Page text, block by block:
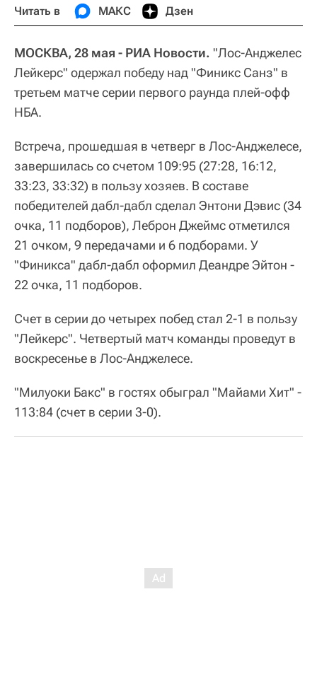
Читать в МАКС Дзен
МОСКВА, 28 мая - РИА Новости. "Лос-Анджелес
Лейкерс" одержал победу над "Финикс Санз" в
третьем матче серии первого раунда плей-офф
НБА.
Встреча, прошедшая в четверг в Лос-Анджелесе,
завершилась со счетом 109:95 (27:28, 16:12,
33:23, 33:32) в пользу хозяев. В составе
победителей дабл-дабл сделал Энтони Дэвис (34
очка, 11 подборов), Леброн Джеймс отметился
21 очком, 9 передачами и 6 подборами. У
"Финикса" дабл-дабл оформил Деандре Эйтон -
22 очка, 11 подборов.
Счет в серии до четырех побед стал 2-1 в пользу
"Лейкерс". Четвертый матч команды проведут в
воскресенье в Лос-Анджелесе.
"Милуоки Бакс" в гостях обыграл "Майами Хит" -
113:84 (счет в серии 3-0).